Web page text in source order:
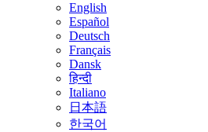
English
Español
Deutsch
Français
Dansk
हिन्दी
Italiano
日本語
한국어